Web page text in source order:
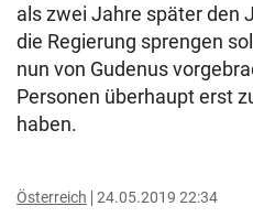
als zwei Jahre später den
die Regierung sprengen
nun von Gudenus
Personen überhaupt erst
haben.
Österreich 24.05.2019 22:34